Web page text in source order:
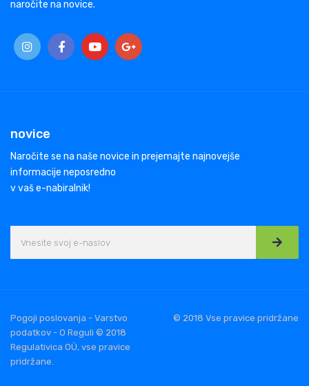
naročite na novice.
novice
Naročite se na naše novice in prejemajte najnovejše
informacije neposredno
v vaš e-nabiralnik!
Pogoji poslovanja - Varstvo
podatkov - O Reguli © 2018
Regulativica OÜ, vse pravice
pridržane.
© 2018 Vse pravice pridržane